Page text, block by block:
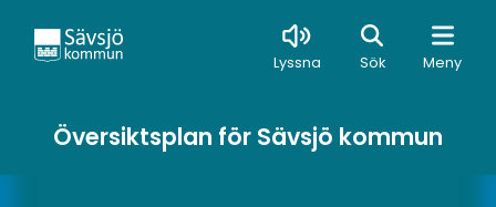
Lyssna Sök Meny
Sök
Översiktsplan för Sävsjö kommun